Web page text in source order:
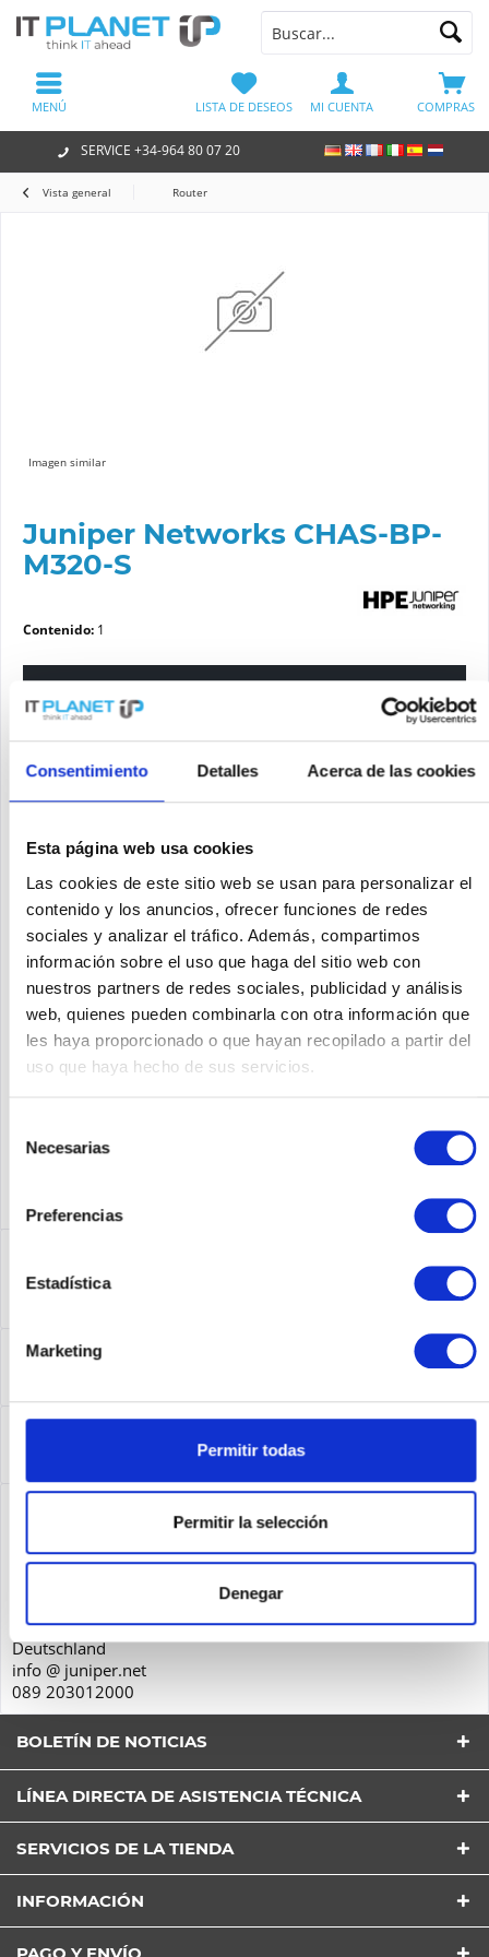
Consentimiento Detalles Acerca de las cookies
Esta página web usa cookies
Las cookies de este sitio web se usan para personalizar el
contenido y los anuncios, ofrecer funciones de redes
sociales y analizar el tráfico. Además, compartimos
información sobre el uso que haga del sitio web con
nuestros partners de redes sociales, publicidad y análisis
web, quienes pueden combinarla con otra información que
les haya proporcionado o que hayan recopilado a partir del
uso que haya hecho de sus servicios.
Necesarias
Preferencias
Estadística
Marketing
Permitir todas
Permitir la selección
Denegar
SERVICE +34-964 80 07 20
COMPRAS
LISTA DE DESEOS MI CUENTA
MENÚ
Vista general Router
Imagen similar
Juniper Networks CHAS-BP-
M320-S
Contenido: 1
Por favor elige una variante
Estado del artículo
nuevo reacondicionado
Solicite un precio
SOLICITE UN PRECIO
He leído laPolítica de Privacidadentender y estar
de acuerdo*
Los campos con * son obligatorios
Recordar Solicitud de oferta de articulo
Fabricante No: CHAS-BP-M320-S
CHAS-BP-M320-S | Juniper CHAS-BP-M320-S Chassis with
Leasing
Service
Oskar-Schlemmer-Str. 15
München
Deutschland
info @ juniper.net
089 203012000
BOLETÍN DE NOTICIAS
LÍNEA DIRECTA DE ASISTENCIA TÉCNICA
SERVICIOS DE LA TIENDA
INFORMACIÓN